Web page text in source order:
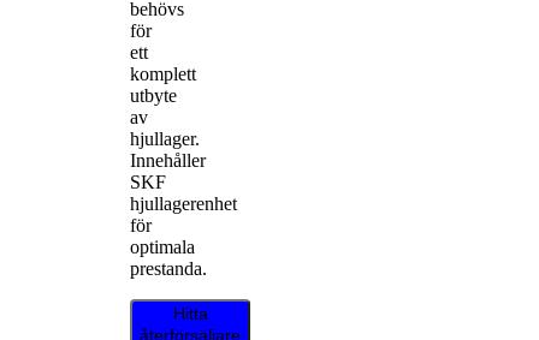
behövs
för
ett
komplett
utbyte
av
hjullager.
Innehåller
SKF
hjullagerenhet
för
optimala
prestanda.
Hitta
återförsäljare